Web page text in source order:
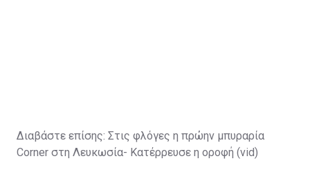
Διαβάστε επίσης: Στις φλόγες η πρώην μπυραρία
Corner στη Λευκωσία- Κατέρρευσε η οροφή (vid)